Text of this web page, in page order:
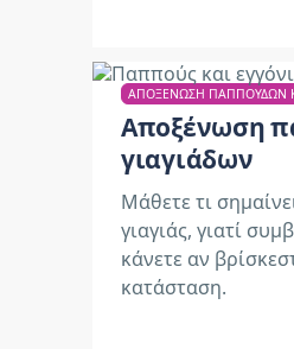
ΑΠΟΞΈΝΩΣΗ ΠΑΠΠΟΎΔΩΝ
Αποξένωση
γιαγιάδων
Μάθετε τι
γιαγιάς, γιατί
κάνετε αν
κατάσταση.